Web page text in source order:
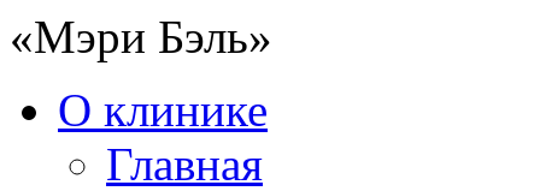
«Мэри Бэль»
О клинике
Главная